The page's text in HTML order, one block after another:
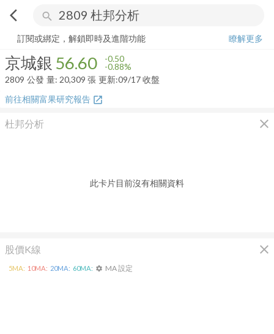
arrow_back_ios search
京城銀 56.60 -0.88%
訂閱或綁定，解鎖即時及進階功能
瞭解更多
京城銀 56.60 -0.50
-0.88%
2809 公發 量: 20,309 張 更新:09/17 收盤
前往相關富果研究報告 open_in_new
杜邦分析 close
此卡片目前沒有相關資料
股價K線 close
5MA: 10MA: 20MA: 60MA: settings MA 設定